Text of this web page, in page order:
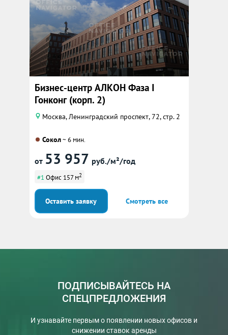
Бизнес-центр АЛКОН Фаза I
Гонконг (корп. 2)
Москва, Ленинградский проспект, 72, стр. 2
Сокол~ 6 мин.
от 53 957 руб./м²/год
#1 Офис 157 м2
Оставить заявку Смотреть все
ПОДПИСЫВАЙТЕСЬ НА
СПЕЦПРЕДЛОЖЕНИЯ
И узнавайте первым о появлении новых офисов и
снижении ставок аренды